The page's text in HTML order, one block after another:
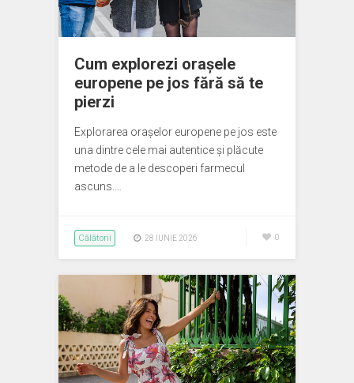
Cum explorezi orașele
europene pe jos fără să te
pierzi
Explorarea orașelor europene pe jos este
una dintre cele mai autentice și plăcute
metode de a le descoperi farmecul
ascuns.…
Călătorii 28 IUNIE 2026 0